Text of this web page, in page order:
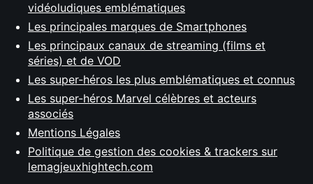
vidéoludiques emblématiques
Les principales marques de Smartphones
Les principaux canaux de streaming (films et
séries) et de VOD
Les super-héros les plus emblématiques et connus
Les super-héros Marvel célèbres et acteurs
associés
Mentions Légales
Politique de gestion des cookies & trackers sur
lemagjeuxhightech.com